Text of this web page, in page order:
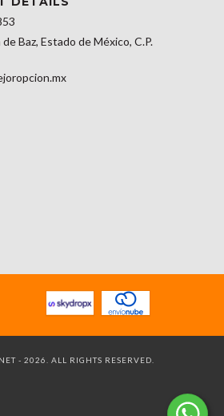
Baz, Estado de México, C.P.
- 2026. ALL RIGHTS RESERVED.